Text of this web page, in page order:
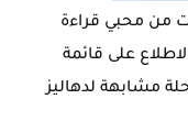
من محبي قراءة
على قائمة
مشابهة لدهاليز